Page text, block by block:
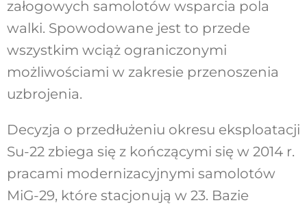
załogowych samolotów wsparcia pola
walki. Spowodowane jest to przede
wszystkim wciąż ograniczonymi
możliwościami w zakresie przenoszenia
uzbrojenia.
Decyzja o przedłużeniu okresu eksploatacji
Su-22 zbiega się z kończącymi się w 2014 r.
pracami modernizacyjnymi samolotów
MiG-29, które stacjonują w 23. Bazie